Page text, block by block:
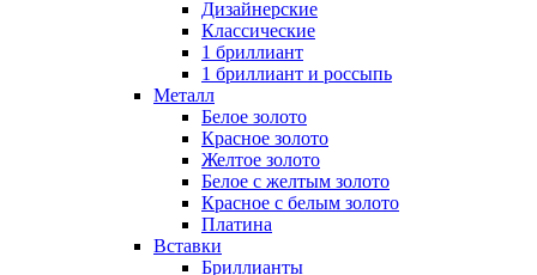
Дизайнерские
Классические
1 бриллиант
1 бриллиант и россыпь
Металл
Белое золото
Красное золото
Желтое золото
Белое с желтым золото
Красное с белым золото
Платина
Вставки
Бриллианты